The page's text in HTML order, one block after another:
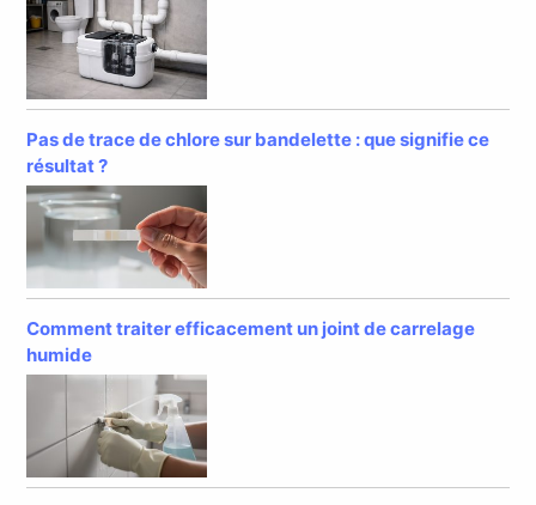
Pas de trace de chlore sur bandelette : que signifie ce
résultat ?
Comment traiter efficacement un joint de carrelage
humide